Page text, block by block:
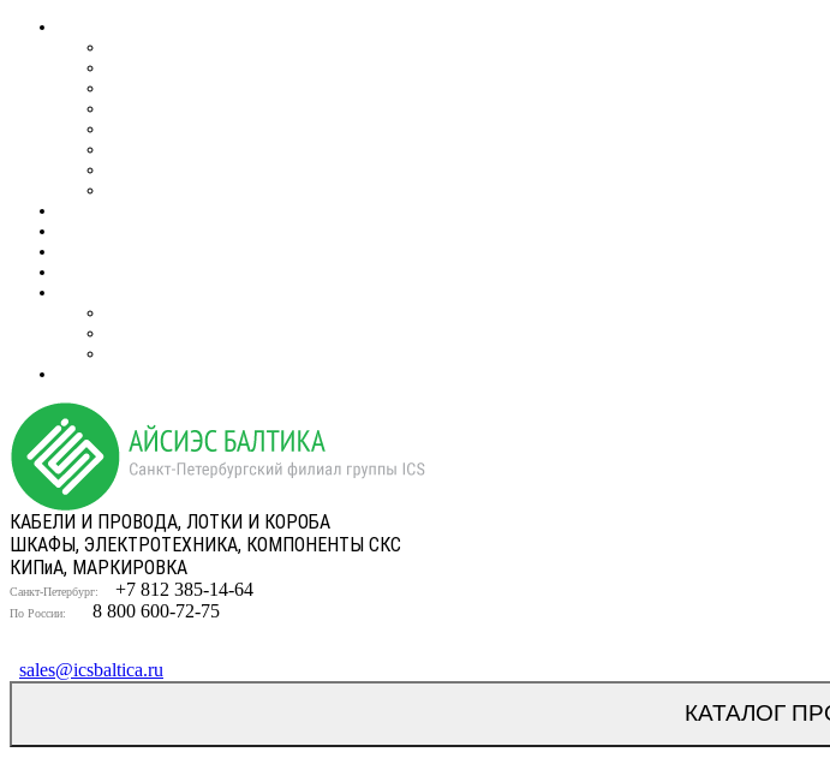
КАБЕЛИ И ПРОВОДА, ЛОТКИ И КОРОБА
ШКАФЫ, ЭЛЕКТРОТЕХНИКА, КОМПОНЕНТЫ СКС
КИПиА, МАРКИРОВКА
Санкт-Петербург: +7 812 385-14-64
По России: 8 800 600-72-75
sales@icsbaltica.ru
КАТАЛОГ